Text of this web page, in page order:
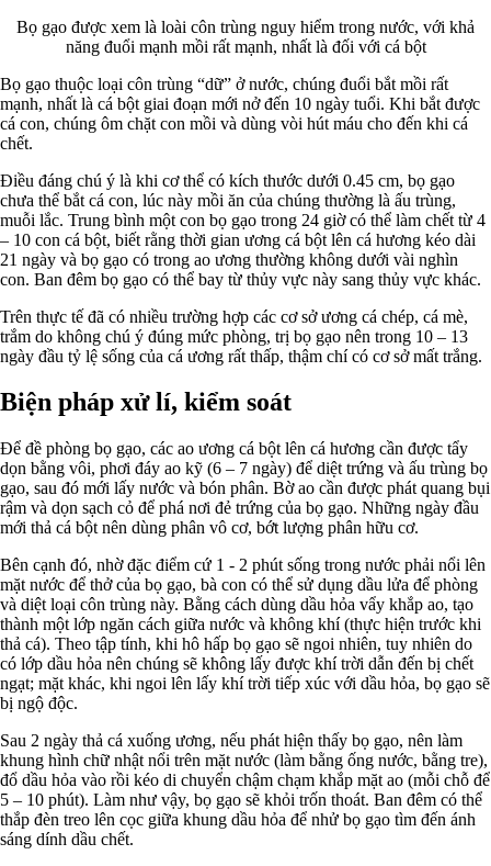
Bọ gạo được xem là loài côn trùng nguy hiểm trong nước, với khả
năng đuổi mạnh mồi rất mạnh, nhất là đối với cá bột
Bọ gạo thuộc loại côn trùng “dữ” ở nước, chúng đuổi bắt mồi rất
mạnh, nhất là cá bột giai đoạn mới nở đến 10 ngày tuổi. Khi bắt được
cá con, chúng ôm chặt con mồi và dùng vòi hút máu cho đến khi cá
chết.
Điều đáng chú ý là khi cơ thể có kích thước dưới 0.45 cm, bọ gạo
chưa thể bắt cá con, lúc này mồi ăn của chúng thường là ấu trùng,
muỗi lắc. Trung bình một con bọ gạo trong 24 giờ có thể làm chết từ 4
– 10 con cá bột, biết rằng thời gian ương cá bột lên cá hương kéo dài
21 ngày và bọ gạo có trong ao ương thường không dưới vài nghìn
con. Ban đêm bọ gạo có thể bay từ thủy vực này sang thủy vực khác.
Trên thực tế đã có nhiều trường hợp các cơ sở ương cá chép, cá mè,
trắm do không chú ý đúng mức phòng, trị bọ gạo nên trong 10 – 13
ngày đầu tỷ lệ sống của cá ương rất thấp, thậm chí có cơ sở mất trắng.
Biện pháp xử lí, kiểm soát
Để đề phòng bọ gạo, các ao ương cá bột lên cá hương cần được tẩy
dọn bằng vôi, phơi đáy ao kỹ (6 – 7 ngày) để diệt trứng và ấu trùng bọ
gạo, sau đó mới lấy nước và bón phân. Bờ ao cần được phát quang bụi
rậm và dọn sạch cỏ để phá nơi đẻ trứng của bọ gạo. Những ngày đầu
mới thả cá bột nên dùng phân vô cơ, bớt lượng phân hữu cơ.
Bên cạnh đó, nhờ đặc điểm cứ 1 - 2 phút sống trong nước phải nổi lên
mặt nước để thở của bọ gạo, bà con có thể sử dụng dầu lửa để phòng
và diệt loại côn trùng này. Bằng cách dùng dầu hỏa vẩy khắp ao, tạo
thành một lớp ngăn cách giữa nước và không khí (thực hiện trước khi
thả cá). Theo tập tính, khi hô hấp bọ gạo sẽ ngoi nhiên, tuy nhiên do
có lớp dầu hỏa nên chúng sẽ không lấy được khí trời dẫn đến bị chết
ngạt; mặt khác, khi ngoi lên lấy khí trời tiếp xúc với dầu hỏa, bọ gạo sẽ
bị ngộ độc.
Sau 2 ngày thả cá xuống ương, nếu phát hiện thấy bọ gạo, nên làm
khung hình chữ nhật nổi trên mặt nước (làm bằng ống nước, bằng tre),
đổ dầu hỏa vào rồi kéo di chuyển chậm chạm khắp mặt ao (mỗi chỗ để
5 – 10 phút). Làm như vậy, bọ gạo sẽ khỏi trốn thoát. Ban đêm có thể
thắp đèn treo lên cọc giữa khung dầu hỏa để nhử bọ gạo tìm đến ánh
sáng dính dầu chết.